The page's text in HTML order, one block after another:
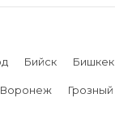
Бийск Бишкек
Воронеж Грозный